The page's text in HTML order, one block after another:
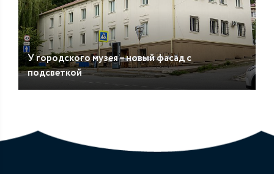
У городского музея – новый фасад с
подсветкой